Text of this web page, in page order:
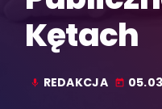
Kętach
mic REDAKCJA today